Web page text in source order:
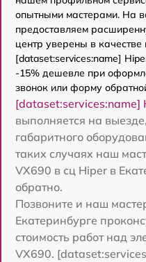
опытными мастерами. На
предоставляем
центр уверены в
[dataset:services:name]
-15% дешевле при
звонок или форму
[dataset:services:name]
выполняется на
габаритного
таких случаях наш
VX690 в сц Hiper в
обратно.
Позвоните и наш
Екатеринбурге
стоимость работ над
VX690.